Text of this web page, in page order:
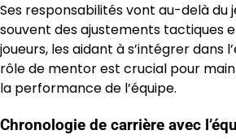
Ses responsabilités vont au-delà du
souvent des ajustements tactiques
joueurs, les aidant à s’intégrer dans
rôle de mentor est crucial pour
la performance de l’équipe.
Chronologie de carrière avec